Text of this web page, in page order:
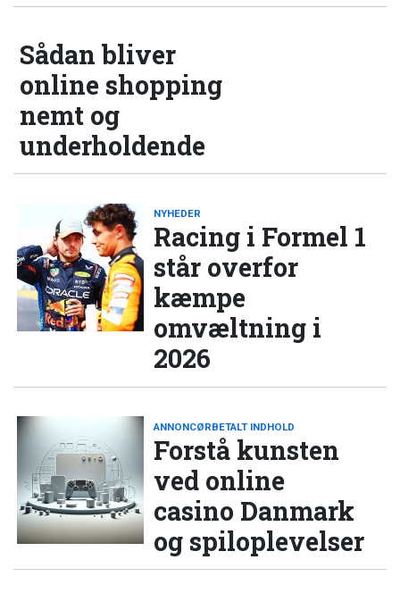
Sådan bliver
online shopping
nemt og
underholdende
NYHEDER
Racing i Formel 1
står overfor
kæmpe
omvæltning i
2026
ANNONCØRBETALT INDHOLD
Forstå kunsten
ved online
casino Danmark
og spiloplevelser